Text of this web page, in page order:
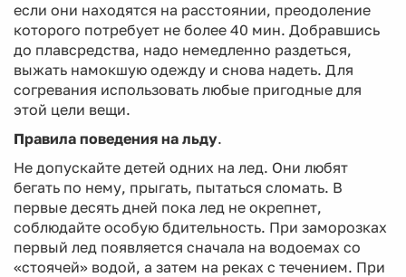
если они находятся на расстоянии, преодоление
которого потребует не более 40 мин. Добравшись
до плавсредства, надо немедленно раздеться,
выжать намокшую одежду и снова надеть. Для
согревания использовать любые пригодные для
этой цели вещи.
Правила поведения на льду.
Не допускайте детей одних на лед. Они любят
бегать по нему, прыгать, пытаться сломать. В
первые десять дней пока лед не окрепнет,
соблюдайте особую бдительность. При заморозках
первый лед появляется сначала на водоемах со
«стоячей» водой, а затем на реках с течением. При